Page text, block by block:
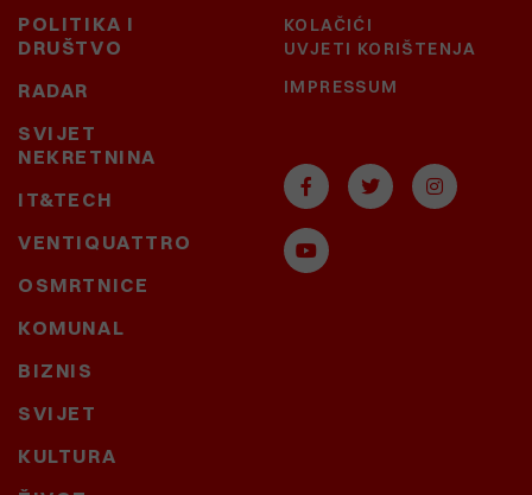
POLITIKA I
DRUŠTVO
RADAR
SVIJET
NEKRETNINA
IT&TECH
VENTIQUATTRO
OSMRTNICE
KOMUNAL
BIZNIS
SVIJET
KULTURA
KOLAČIĆI
UVJETI KORIŠTENJA
IMPRESSUM